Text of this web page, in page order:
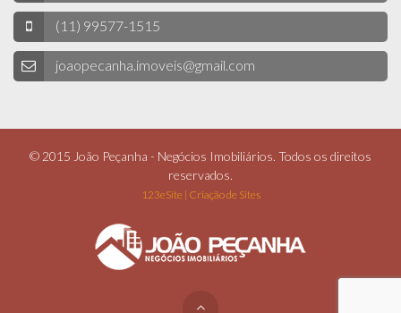
(11) 99577-1515
joaopecanha.imoveis@gmail.com
© 2015 João Peçanha - Negócios Imobiliários. Todos os direitos
reservados.
123eSite | Criação de Sites